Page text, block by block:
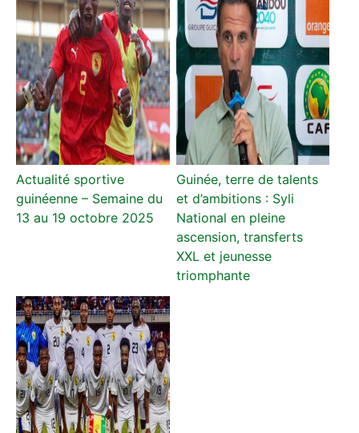
Actualité sportive
guinéenne – Semaine du
13 au 19 octobre 2025
Guinée, terre de talents
et d’ambitions : Syli
National en pleine
ascension, transferts
XXL et jeunesse
triomphante